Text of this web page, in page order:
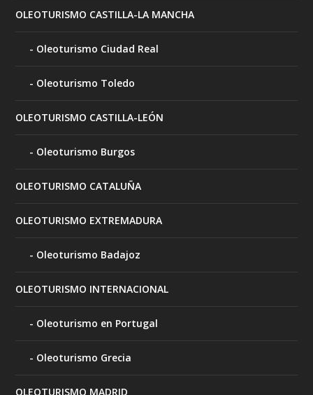
OLEOTURISMO CASTILLA-LA MANCHA
Oleoturismo Ciudad Real
Oleoturismo Toledo
OLEOTURISMO CASTILLA-LEÓN
Oleoturismo Burgos
OLEOTURISMO CATALUÑA
OLEOTURISMO EXTREMADURA
Oleoturismo Badajoz
OLEOTURISMO INTERNACIONAL
Oleoturismo en Portugal
Oleoturismo Grecia
OLEOTURISMO MADRID